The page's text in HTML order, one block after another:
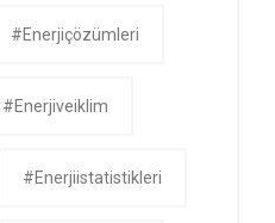
#enerjiçözümleri
#enerjiveiklim
#enerjiistatistikleri